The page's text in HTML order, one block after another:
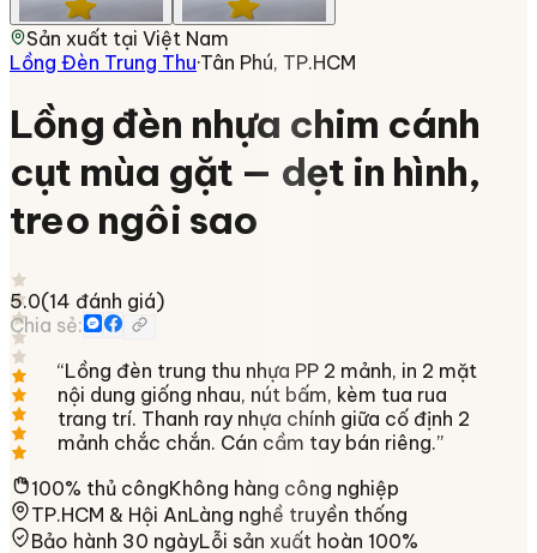
Sản xuất tại Việt Nam
Lồng Đèn Trung Thu·Tân Phú, TP.HCM
Lồng đèn nhựa chim cánh
cụt mùa gặt — dẹt in hình,
treo ngôi sao
5.0(14 đánh giá)
Chia sẻ:
“Lồng đèn trung thu nhựa PP 2 mảnh, in 2 mặt
nội dung giống nhau, nút bấm, kèm tua rua
trang trí. Thanh ray nhựa chính giữa cố định 2
mảnh chắc chắn. Cán cầm tay bán riêng.”
100% thủ côngKhông hàng công nghiệp
TP.HCM & Hội AnLàng nghề truyền thống
Bảo hành 30 ngàyLỗi sản xuất hoàn 100%